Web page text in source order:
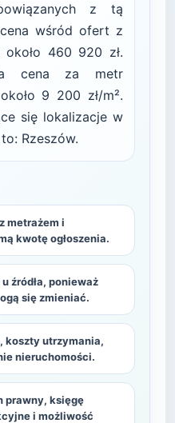
z tą
wśród ofert z
460 920 zł.
cena za metr
9 200 zł/m².
się lokalizacje w
Rzeszów.
metrażem i
kwotę ogłoszenia.
źródła, ponieważ
się zmieniać.
koszty utrzymania,
nieruchomości.
prawny, księgę
i możliwość